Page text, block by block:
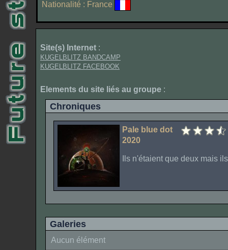
Nationalité : France
Site(s) Internet :
KUGELBLITZ BANDCAMP
KUGELBLITZ FACEBOOK
Elements du site liés au groupe :
Chroniques
Pale blue dot
2020
Ils n'étaient que deux mais
Galeries
Aucun élément